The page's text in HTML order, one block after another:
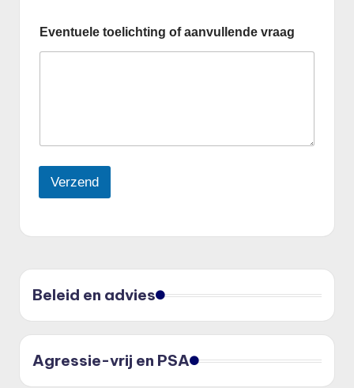
Eventuele toelichting of aanvullende vraag
Verzend
Beleid en advies
Agressie-vrij en PSA